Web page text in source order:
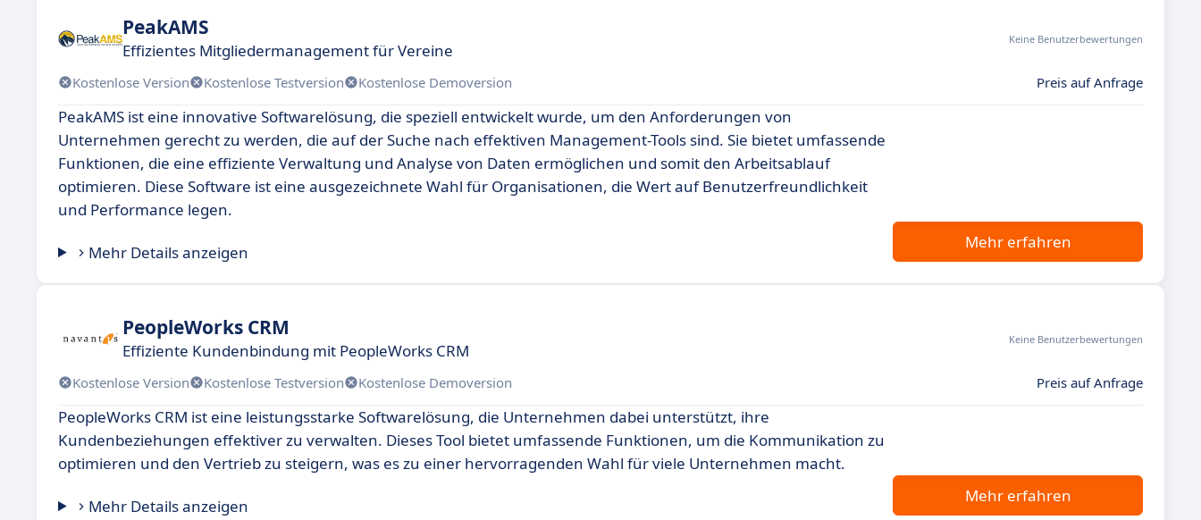
PeakAMS
Effizientes Mitgliedermanagement für Vereine
Keine Benutzerbewertungen
Kostenlose Version Kostenlose Testversion Kostenlose Demoversion Preis auf Anfrage
PeakAMS ist eine innovative Softwarelösung, die speziell entwickelt wurde, um den Anforderungen von
Unternehmen gerecht zu werden, die auf der Suche nach effektiven Management-Tools sind. Sie bietet umfassende
Funktionen, die eine effiziente Verwaltung und Analyse von Daten ermöglichen und somit den Arbeitsablauf
optimieren. Diese Software ist eine ausgezeichnete Wahl für Organisationen, die Wert auf Benutzerfreundlichkeit
und Performance legen.
Mehr Details anzeigen
Mehr erfahren
PeopleWorks CRM
Effiziente Kundenbindung mit PeopleWorks CRM
Keine Benutzerbewertungen
Kostenlose Version Kostenlose Testversion Kostenlose Demoversion Preis auf Anfrage
PeopleWorks CRM ist eine leistungsstarke Softwarelösung, die Unternehmen dabei unterstützt, ihre
Kundenbeziehungen effektiver zu verwalten. Dieses Tool bietet umfassende Funktionen, um die Kommunikation zu
optimieren und den Vertrieb zu steigern, was es zu einer hervorragenden Wahl für viele Unternehmen macht.
Mehr Details anzeigen
Mehr erfahren